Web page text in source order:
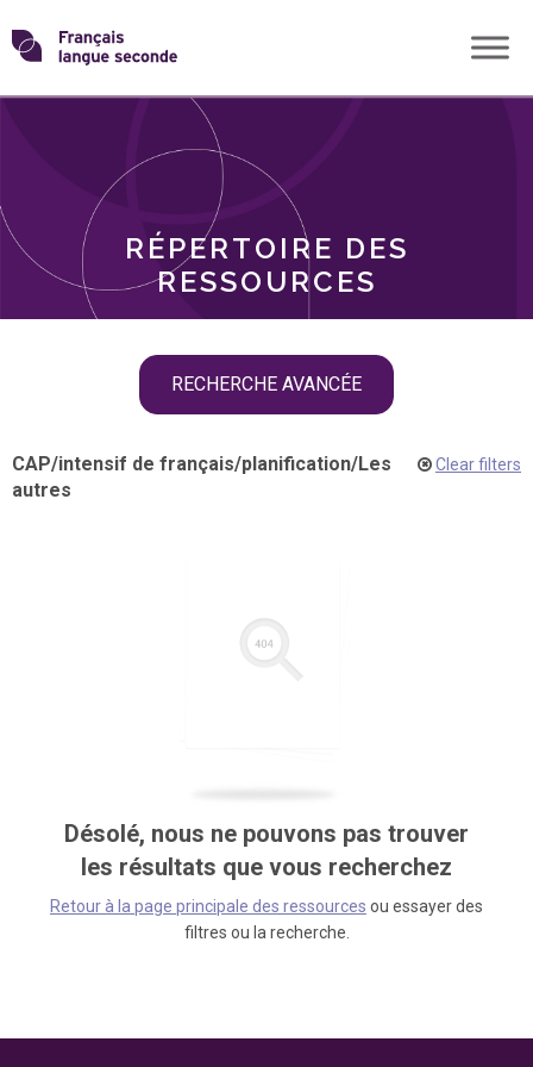
Skip
toTransformons
langue
RÉPERTOIRE DES
RESSOURCES
RECHERCHE AVANCÉE
THÈMES
CAP/intensif de français/planification/Les
autres
Clear filters
Désolé, nous ne pouvons pas trouver
les résultats que vous recherchez
Retour à la page principale des ressources ou essayer des
filtres ou la recherche.